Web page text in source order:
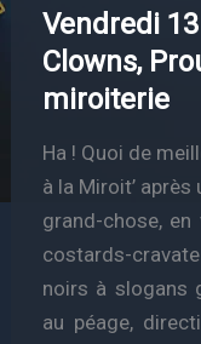
Vendredi
Clowns,
miroiterie
Ha ! Quoi de
à la Miroit’
grand-chose, en
costards-
noirs à slogans
au péage,